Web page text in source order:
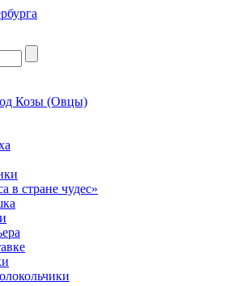
Козы (Овцы)
в стране чудес»